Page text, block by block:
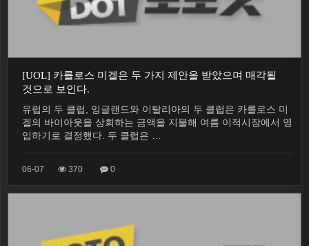
[UOL] 카를로스 미겔은 두 가지 제안을 받았으며 매각될
것으로 보인다.
유럽의 두 클럽, 잉글랜드와 이탈리아의 두 클럽은 카를로스 미
겔의 바이아웃을 상회하는 금액을 지불해 여름 이적시장에서 영
입하기로 결정했다. 두 클럽은 …
06-07 370 0